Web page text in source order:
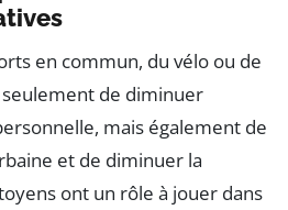
en commun, du vélo ou de
de diminuer
mais également de
et de diminuer la
ont un rôle à jouer dans